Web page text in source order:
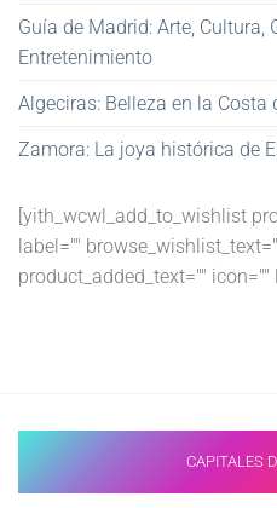
Guía de Madrid: Arte, Cultura,
Entretenimiento
Algeciras: Belleza en la Costa
Zamora: La joya histórica de
[yith_wcwl_add_to_wishlist
label=""
product_added_text="" icon=""
CAPITALES